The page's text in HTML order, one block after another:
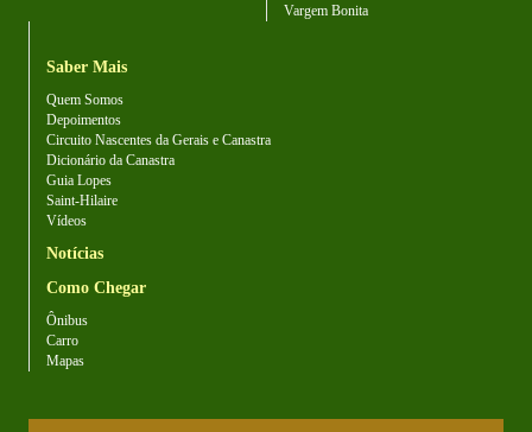
Vargem Bonita
Saber Mais
Quem Somos
Depoimentos
Circuito Nascentes da Gerais e Canastra
Dicionário da Canastra
Guia Lopes
Saint-Hilaire
Vídeos
Notícias
Como Chegar
Ônibus
Carro
Mapas